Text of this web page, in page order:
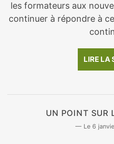
les formateurs aux
continuer à répondre à
LIRE LA
UN POINT SUR
6